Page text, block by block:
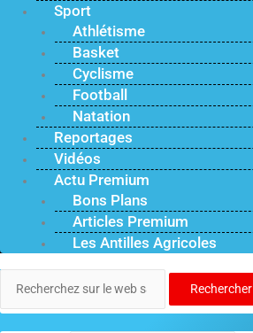
Sport
Athlétisme
Basket
Cyclisme
Football
Natation
Reportages
Vidéos
Actu Premium
Bons Plans
Articles Premium
Les Antilles Agricoles
Rechercher